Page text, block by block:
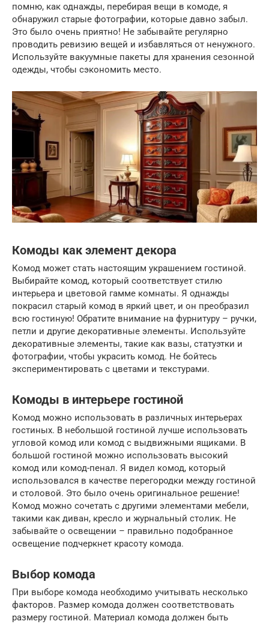
помню, как однажды, перебирая вещи в комоде, я
обнаружил старые фотографии, которые давно забыл.
Это было очень приятно! Не забывайте регулярно
проводить ревизию вещей и избавляться от ненужного.
Используйте вакуумные пакеты для хранения сезонной
одежды, чтобы сэкономить место.
Комоды как элемент декора
Комод может стать настоящим украшением гостиной.
Выбирайте комод, который соответствует стилю
интерьера и цветовой гамме комнаты. Я однажды
покрасил старый комод в яркий цвет, и он преобразил
всю гостиную! Обратите внимание на фурнитуру – ручки,
петли и другие декоративные элементы. Используйте
декоративные элементы, такие как вазы, статуэтки и
фотографии, чтобы украсить комод. Не бойтесь
экспериментировать с цветами и текстурами.
Комоды в интерьере гостиной
Комод можно использовать в различных интерьерах
гостиных. В небольшой гостиной лучше использовать
угловой комод или комод с выдвижными ящиками. В
большой гостиной можно использовать высокий
комод или комод-пенал. Я видел комод, который
использовался в качестве перегородки между гостиной
и столовой. Это было очень оригинальное решение!
Комод можно сочетать с другими элементами мебели,
такими как диван, кресло и журнальный столик. Не
забывайте о освещении – правильно подобранное
освещение подчеркнет красоту комода.
Выбор комода
При выборе комода необходимо учитывать несколько
факторов. Размер комода должен соответствовать
размеру гостиной. Материал комода должен быть